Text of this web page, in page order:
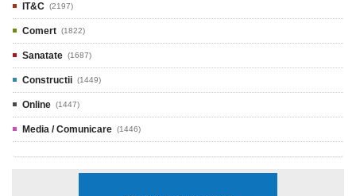
IT&C (2197)
Comert (1822)
Sanatate (1687)
Constructii (1449)
Online (1447)
Media / Comunicare (1446)